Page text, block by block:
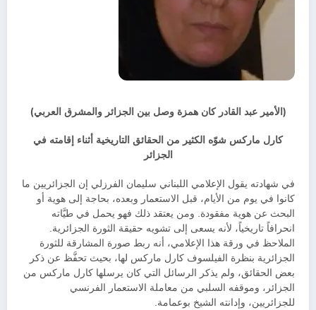
(الأمير عبد القادر كان همزة وصل بين الجزائر والمشرق العربي)
كارل ماركس شوّه الكثير من الحقائق التاريخية أثناء إقامته في
الجزائر
في شهادته يقول الإعلامي اللبناني سليمان الفرزلي إن الجزائريين ما
كانوا في يوم من الأيام، قبل الاستعمار وبعده، بحاجة إلى هوية أو
البحث عن هوية مفقودة. ومن يعتقد ذلك فهو يحمل في طيَّاته
انحرافاً تاريخياً، لأنه يسعى إلى تشويه حقيقة الثورة الجزائرية.
الملاحظ في ورقة هذا الإعلامي، أنه ربط صورة المشارقة للثورة
الجزائرية بنظرة الفيلسوف كارل ماركس لها، بحيث تحفَّظ عن ذكر
بعض الحقائق، ولم يذكر الرسائل التي كان يرسلها كارل ماركس من
الجزائر، وموقفه السلبي من معاملة الاستعمار الفرنسي
للجزائريين، وإدانته الشيخ بوعمامة.